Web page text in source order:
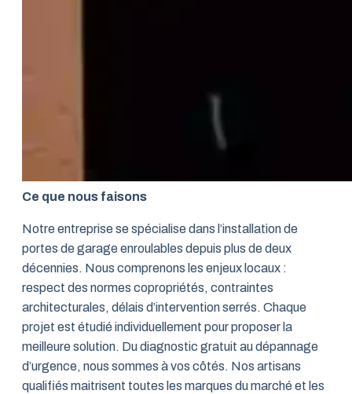
Ce que nous faisons
Notre entreprise se spécialise dans l’installation de
portes de garage enroulables depuis plus de deux
décennies. Nous comprenons les enjeux locaux :
respect des normes copropriétés, contraintes
architecturales, délais d’intervention serrés. Chaque
projet est étudié individuellement pour proposer la
meilleure solution. Du diagnostic gratuit au dépannage
d’urgence, nous sommes à vos côtés. Nos artisans
qualifiés maitrisent toutes les marques du marché et les